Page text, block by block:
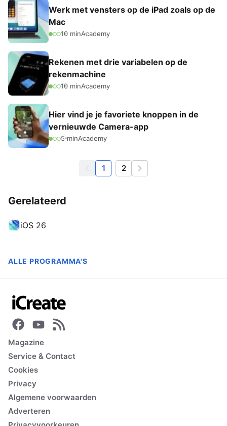
Gerelateerd
iOS 26
ALLE PROGRAMMA'S
Werk met vensters op de iPad zoals op de
Mac
10 minAcademy
Rekenen met drie variabelen op de
rekenmachine
10 minAcademy
Hier vind je je favoriete knoppen in de
vernieuwde Camera-app
5 minAcademy
Vorige
1 2 Volgende
Magazine
Service & Contact
Cookies
Privacy
Algemene voorwaarden
Adverteren